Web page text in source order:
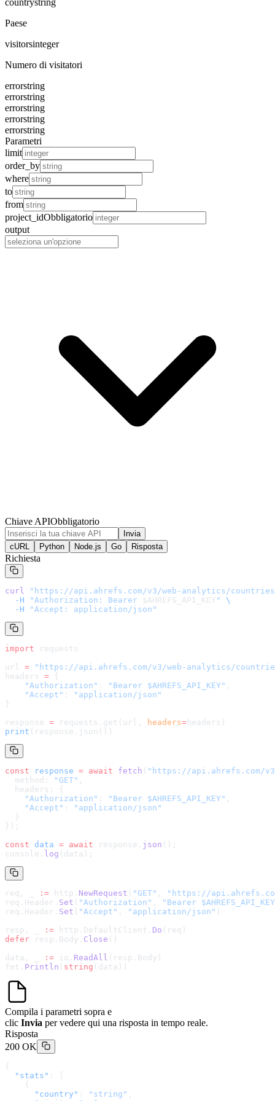
countrystring
Paese
visitorsinteger
Numero di visitatori
errorstring
errorstring
errorstring
errorstring
errorstring
Parametri
limit
order_by
where
to
from
project_idObbligatorio
output
Chiave APIObbligatorio
Invia
cURL
Python Node.js Go Risposta
Richiesta
curl " https://api.ahrefs.com/v3/web-analytics/countries
  -H
"Authorization: Bearer $AHREFS_API_KEY "
\
  -H
"Accept: application/json"
import requests
url = " https://api.ahrefs.com/v3/web-analytics/
headers = {
    "Authorization"
: "Bearer $AHREFS_API_KEY" ,
    "Accept"
:
"application/json"
}
response = requests.get(url, headers= headers )
print (response.json())
const response = await fetch ( " https://api.ahrefs.com/
  method:
"GET" ,
  headers: {
    "Authorization"
: "Bearer $AHREFS_API_KEY" ,
    "Accept"
:
"application/json"
  }
});
const data = await response. json ();
console. log (data);
req, _ := http. NewRequest ( "GET" , " https://
req.Header. Set ( "Authorization" ,
"Bearer
req.Header. Set ( "Accept" , "application/json" )
resp, _
:= http.DefaultClient. Do (req)
defer resp.Body. Close ()
data, _
:= io. ReadAll (resp.Body)
fmt. Println ( string (data))
Compila i parametri sopra e
clic Invia per vedere qui una risposta in tempo reale.
Risposta
200 OK
{
  "stats"
: [
    {
      "country"
: "string" ,